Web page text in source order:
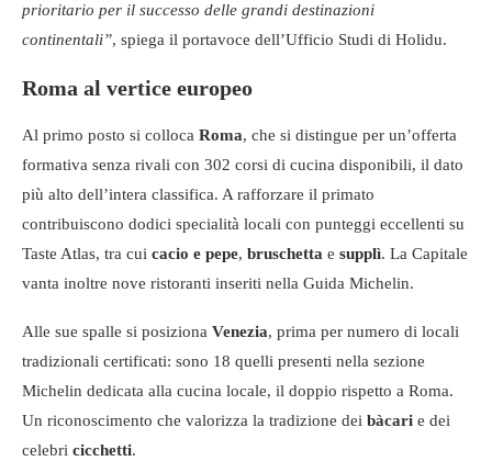
prioritario per il successo delle grandi destinazioni
continentali”, spiega il portavoce dell’Ufficio Studi di Holidu.
Roma al vertice europeo
Al primo posto si colloca Roma, che si distingue per un’offerta
formativa senza rivali con 302 corsi di cucina disponibili, il dato
più alto dell’intera classifica. A rafforzare il primato
contribuiscono dodici specialità locali con punteggi eccellenti su
Taste Atlas, tra cui cacio e pepe, bruschetta e supplì. La Capitale
vanta inoltre nove ristoranti inseriti nella Guida Michelin.
Alle sue spalle si posiziona Venezia, prima per numero di locali
tradizionali certificati: sono 18 quelli presenti nella sezione
Michelin dedicata alla cucina locale, il doppio rispetto a Roma.
Un riconoscimento che valorizza la tradizione dei bàcari e dei
celebri cicchetti.